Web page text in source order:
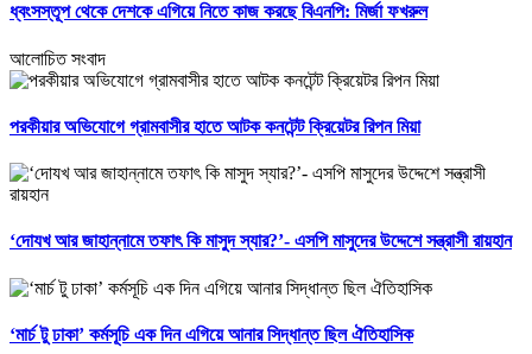
ধ্বংসস্তূপ থেকে দেশকে এগিয়ে নিতে কাজ করছে বিএনপি: মির্জা ফখরুল
আলোচিত সংবাদ
পরকীয়ার অভিযোগে গ্রামবাসীর হাতে আটক কনটেন্ট ক্রিয়েটর রিপন মিয়া
‘দোযখ আর জাহান্নামে তফাৎ কি মাসুদ স্যার?’- এসপি মাসুদের উদ্দেশে সন্ত্রাসী রায়হান
‘মার্চ টু ঢাকা’ কর্মসূচি এক দিন এগিয়ে আনার সিদ্ধান্ত ছিল ঐতিহাসিক